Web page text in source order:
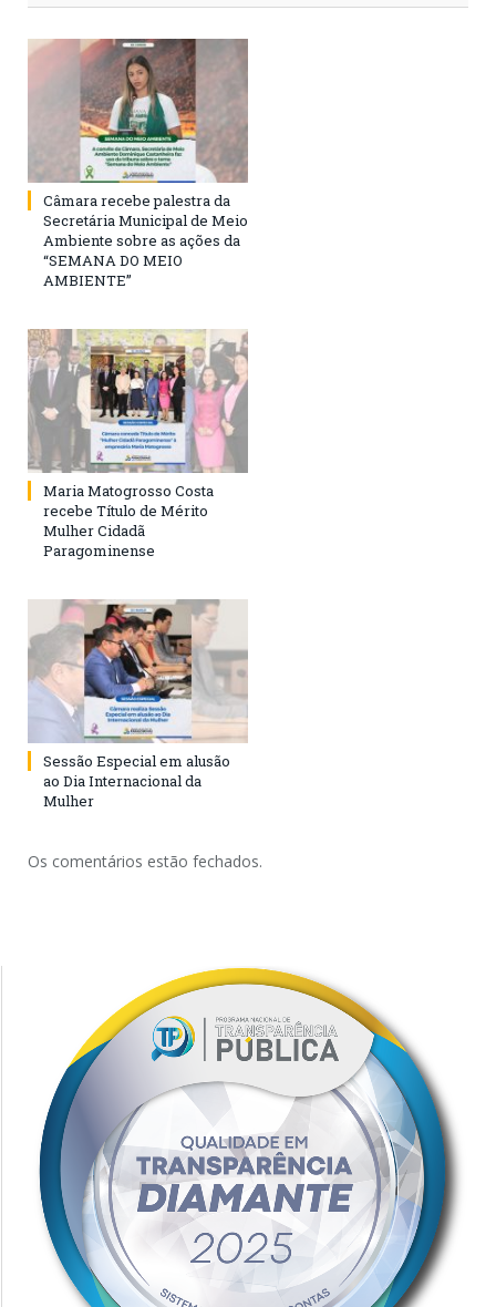
Câmara recebe palestra da
Secretária Municipal de Meio
Ambiente sobre as ações da
“SEMANA DO MEIO
AMBIENTE”
Maria Matogrosso Costa
recebe Título de Mérito
Mulher Cidadã
Paragominense
Sessão Especial em alusão
ao Dia Internacional da
Mulher
Os comentários estão fechados.